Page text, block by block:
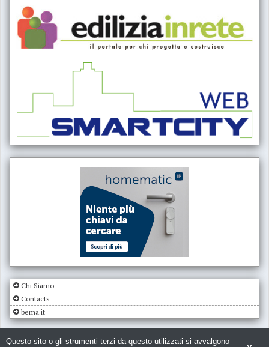
Chi Siamo
Contacts
bema.it
Questo sito o gli strumenti terzi da questo utilizzati si avvalgono